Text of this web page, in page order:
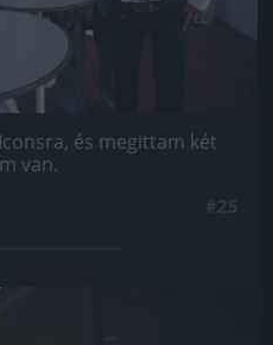
és megittam két
van.
kép!